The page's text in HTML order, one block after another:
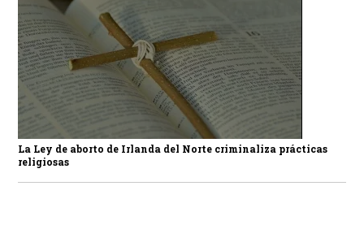
La Ley de aborto de Irlanda del Norte criminaliza prácticas
religiosas